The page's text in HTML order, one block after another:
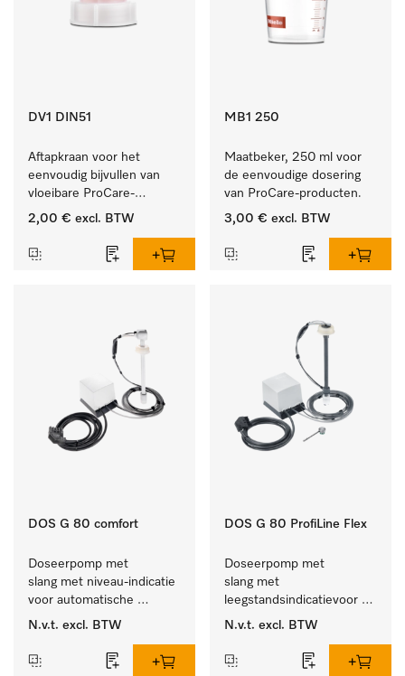
DV1 DIN51
Aftapkraan voor het
eenvoudig bijvullen van
vloeibare ProCare-
producten.
2,00 € excl. BTW
MB1 250
Maatbeker, 250 ml voor
de eenvoudige dosering
van ProCare-producten.
3,00 € excl. BTW
DOS G 80 comfort
Doseerpomp met
slang met niveau-indicatie
voor automatische
dosering van vloeibare
N.v.t. excl. BTW
DOS G 80 ProfiLine Flex
Doseerpomp met
slang met
leegstandsindicatievoor
de autom. dosering van
N.v.t. excl. BTW